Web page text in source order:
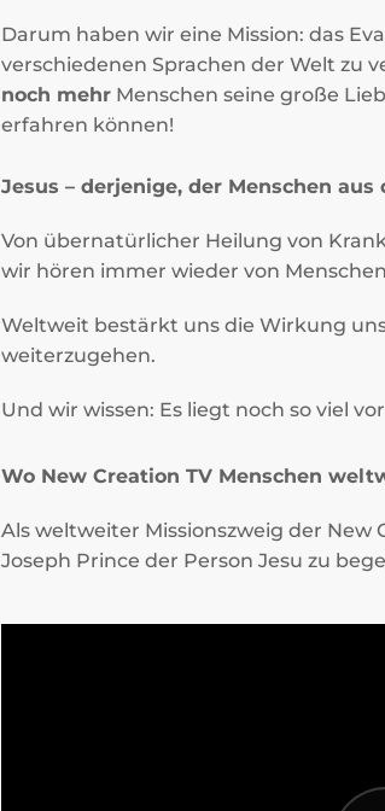
Darum haben wir eine Mission: das
verschiedenen Sprachen der Welt zu
noch mehr Menschen seine große
erfahren können!
Jesus – derjenige, der Menschen
Von übernatürlicher Heilung von
wir hören immer wieder von
Weltweit bestärkt uns die Wirkung
weiterzugehen.
Und wir wissen: Es liegt noch so viel
Wo New Creation TV Menschen
Als weltweiter Missionszweig der
Joseph Prince der Person Jesu zu